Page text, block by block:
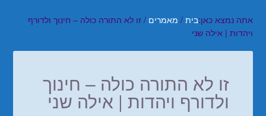
אתה נמצא כאן:בית / מאמרים / זו לא התורה כולה – חינוך ולדורף
ויהדות | אילה שני
זו לא התורה כולה – חינוך
ולדורף ויהדות | אילה שני